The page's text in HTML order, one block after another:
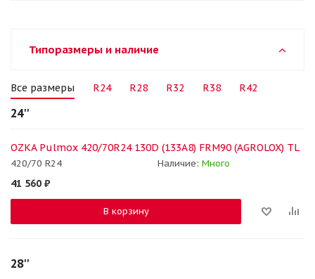
Типоразмеры и наличие
Все размеры R24 R28 R32 R38 R42
24''
OZKA Pulmox 420/70R24 130D (133A8) FRM90 (AGROLOX) TL
420/70 R24 Наличие: Много
41 560 ₽
В корзину
28''